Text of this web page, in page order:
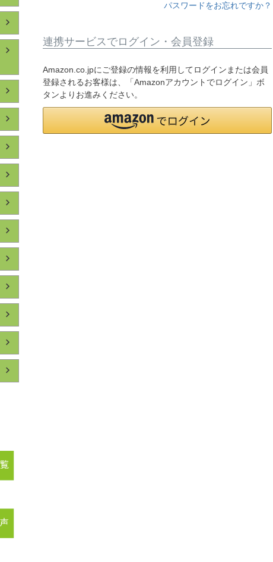
パスワードをお忘れですか？
連携サービスでログイン・会員登録
Amazon.co.jpにご登録の情報を利用してログインまたは会員
登録されるお客様は、「Amazonアカウントでログイン」ボ
タンよりお進みください。